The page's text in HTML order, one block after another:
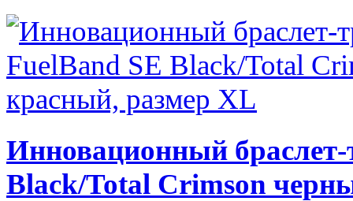
Инновационный
Black/Total Crimson